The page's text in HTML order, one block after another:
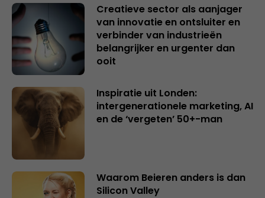
Creatieve sector als aanjager
van innovatie en ontsluiter en
verbinder van industrieën
belangrijker en urgenter dan
ooit
Inspiratie uit Londen:
intergenerationele marketing, AI
en de ‘vergeten’ 50+-man
Waarom Beieren anders is dan
Silicon Valley